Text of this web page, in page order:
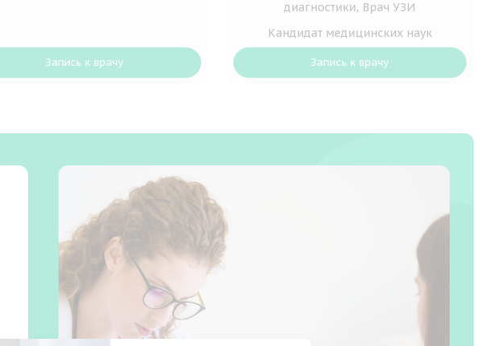
Запись к врачу
диагностики, Врач УЗИ
Кандидат медицинских наук
Запись к врачу